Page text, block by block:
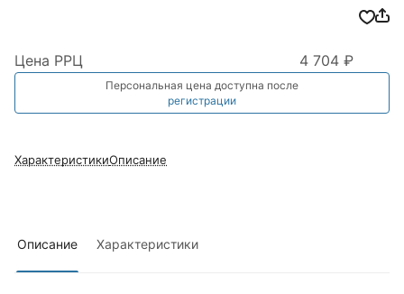
Цена РРЦ 4 704 ₽
Персональная цена доступна после
регистрации
ХарактеристикиОписание
Описание Характеристики